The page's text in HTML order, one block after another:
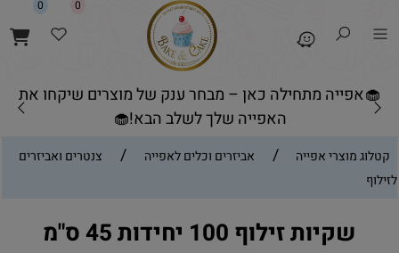
🧁אפייה מתחילה כאן – מבחר ענק של מוצרים שיקחו את
האפייה שלך לשלב הבא!🧁
0 0
קטלוג מוצרי אפייה / אביזרים וכלים לאפייה /
צנטרים ואביזרים
לזילוף
שקיות זילוף 100 יחידות 45 ס"מ